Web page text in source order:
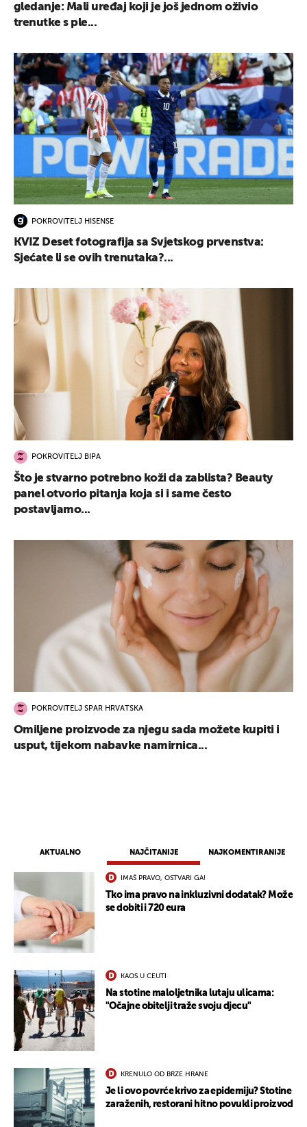
AKTUALNO NAJČITANIJE NAJKOMENTIRANIJE
IMAŠ PRAVO, OSTVARI GA!
Tko ima pravo na inkluzivni dodatak? Može
se dobiti i 720 eura
KAOS U CEUTI
Na stotine maloljetnika lutaju ulicama:
"Očajne obitelji traže svoju djecu"
KRENULO OD BRZE HRANE
Je li ovo povrće krivo za epidemiju? Stotine
zaraženih, restorani hitno povukli proizvod
gledanje: Mali uređaj koji je još jednom oživio
trenutke s ple...
POKROVITELJ HISENSE
KVIZ Deset fotografija sa Svjetskog prvenstva:
Sjećate li se ovih trenutaka?...
POKROVITELJ BIPA
Što je stvarno potrebno koži da zablista? Beauty
panel otvorio pitanja koja si i same često
postavljamo...
POKROVITELJ SPAR HRVATSKA
Omiljene proizvode za njegu sada možete kupiti i
usput, tijekom nabavke namirnica...